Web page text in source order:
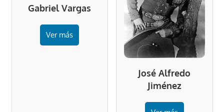
Gabriel Vargas
Ver más
José Alfredo
Jiménez